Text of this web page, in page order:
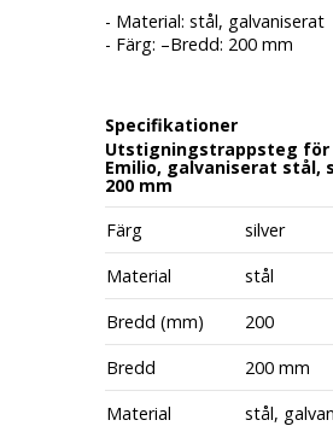
- Material: stål, galvaniserat
- Färg: –Bredd: 200 mm
Specifikationer
Utstigningstrappsteg
Emilio, galvaniserat stål,
200 mm
Färg
silver
Material
stål
Bredd (mm)
200
Bredd
200 mm
Material
stål,